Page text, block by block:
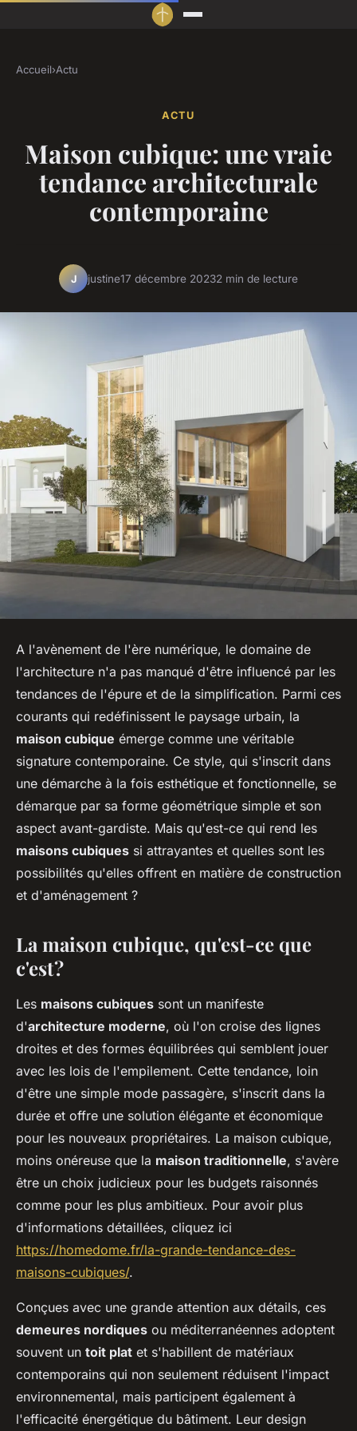
Accueil›Actu
ACTU
Maison cubique: une vraie
tendance architecturale
contemporaine
J justine17 décembre 20232 min de lecture
A l'avènement de l'ère numérique, le domaine de
l'architecture n'a pas manqué d'être influencé par les
tendances de l'épure et de la simplification. Parmi ces
courants qui redéfinissent le paysage urbain, la
maison cubique émerge comme une véritable
signature contemporaine. Ce style, qui s'inscrit dans
une démarche à la fois esthétique et fonctionnelle, se
démarque par sa forme géométrique simple et son
aspect avant-gardiste. Mais qu'est-ce qui rend les
maisons cubiques si attrayantes et quelles sont les
possibilités qu'elles offrent en matière de construction
et d'aménagement ?
La maison cubique, qu'est-ce que
c'est ?
Les maisons cubiques sont un manifeste
d'architecture moderne, où l'on croise des lignes
droites et des formes équilibrées qui semblent jouer
avec les lois de l'empilement. Cette tendance, loin
d'être une simple mode passagère, s'inscrit dans la
durée et offre une solution élégante et économique
pour les nouveaux propriétaires. La maison cubique,
moins onéreuse que la maison traditionnelle, s'avère
être un choix judicieux pour les budgets raisonnés
comme pour les plus ambitieux. Pour avoir plus
d'informations détaillées, cliquez ici
https://homedome.fr/la-grande-tendance-des-
maisons-cubiques/.
Conçues avec une grande attention aux détails, ces
demeures nordiques ou méditerranéennes adoptent
souvent un toit plat et s'habillent de matériaux
contemporains qui non seulement réduisent l'impact
environnemental, mais participent également à
l'efficacité énergétique du bâtiment. Leur design